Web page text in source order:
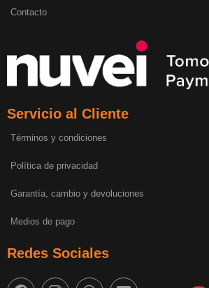
Contacto
Servicio al Cliente
Términos y condiciones
Política de privacidad
Garantía, cambio y devoluciones
Medios de pago
Redes Sociales